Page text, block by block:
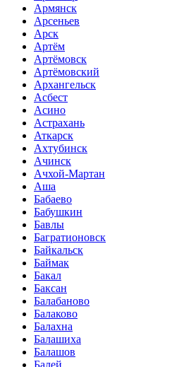
Армянск
Арсеньев
Арск
Артём
Артёмовск
Артёмовский
Архангельск
Асбест
Асино
Астрахань
Аткарск
Ахтубинск
Ачинск
Ачхой-Мартан
Аша
Бабаево
Бабушкин
Бавлы
Багратионовск
Байкальск
Баймак
Бакал
Баксан
Балабаново
Балаково
Балахна
Балашиха
Балашов
Балей